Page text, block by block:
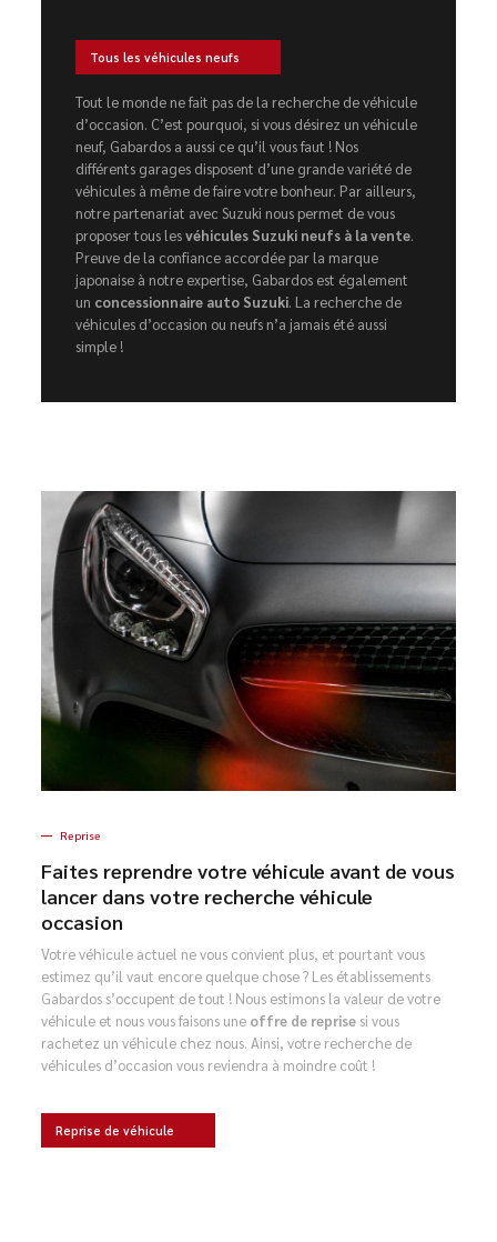
Tous les véhicules neufs
Tout le monde ne fait pas de la recherche de véhicule
d’occasion. C’est pourquoi, si vous désirez un véhicule
neuf, Gabardos a aussi ce qu’il vous faut ! Nos
différents garages disposent d’une grande variété de
véhicules à même de faire votre bonheur. Par ailleurs,
notre partenariat avec Suzuki nous permet de vous
proposer tous lesvéhicules Suzuki neufs à la vente.
Preuve de la confiance accordée par la marque
japonaise à notre expertise, Gabardos est également
un concessionnaire auto Suzuki. La recherche de
véhicules d’occasion ou neufs n’a jamais été aussi
simple !
Reprise
Faites reprendre votre véhicule avant de vous
lancer dans votre recherche véhicule
occasion
Votre véhicule actuel ne vous convient plus, et pourtant vous
estimez qu’il vaut encore quelque chose ? Les établissements
Gabardos s’occupent de tout ! Nous estimons la valeur de votre
véhicule et nous vous faisons une offre de reprise si vous
rachetez un véhicule chez nous. Ainsi, votre recherche de
véhicules d’occasion vous reviendra à moindre coût !
Reprise de véhicule